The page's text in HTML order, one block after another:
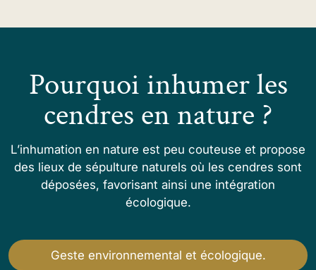
Pourquoi inhumer les
cendres en nature ?
L’inhumation en nature est peu couteuse et propose
des lieux de sépulture naturels où les cendres sont
déposées, favorisant ainsi une intégration
écologique.
Geste environnemental et écologique.